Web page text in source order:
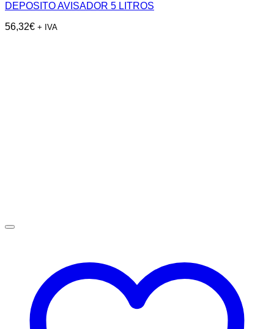
DEPOSITO AVISADOR 5 LITROS
56,32€ + IVA